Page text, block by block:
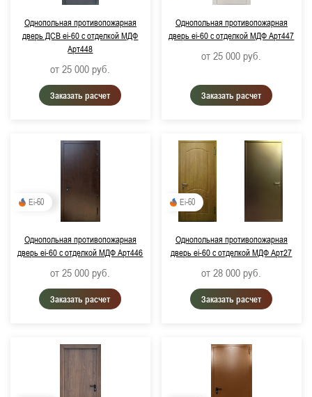
Примерный срок поставки:
RAL 9016, Транспортный белый
RAL 9007, Серо-алюминиевый (металлик)
RAL 7024, Графитово-серый
RAL 8017, Шоколадно-коричневый
RAL 2011, Насыщенный оранжевый
Однопольная противопожарная
дверь ДСВ ei-60 с отделкой МДФ
Арт448
от 25 000 руб.
Заказать расчет
Однопольная противопожарная
дверь ei-60 с отделкой МДФ Арт447
от 25 000 руб.
Заказать расчет
Ei-60
Однопольная противопожарная
дверь ei-60 с отделкой МДФ Арт446
от 25 000 руб.
Заказать расчет
Ei-60
Однопольная противопожарная
дверь ei-60 с отделкой МДФ Арт27
от 28 000 руб.
Заказать расчет